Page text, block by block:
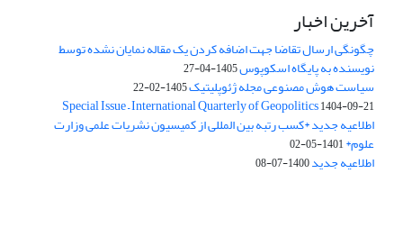
آخرین اخبار
چگونگی ارسال تقاضا جهت اضافه کردن یک مقاله نمایان نشده توسط
نویسنده به پایگاه اسکوپوس1405-04-27
سیاست هوش مصنوعی مجله ژئوپلیتیک1405-02-22
Special Issue – International Quarterly of Geopolitics1404-09-21
اطلاعیه جدید *کسب رتبه بین المللی از کمیسیون نشریات علمی وزارت
علوم*1401-05-02
اطلاعیه جدید1400-07-08